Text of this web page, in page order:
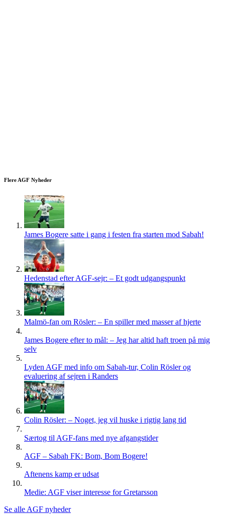
Flere AGF Nyheder
James Bogere satte i gang i festen fra starten mod Sabah!
Hedenstad efter AGF-sejr: – Et godt udgangspunkt
Malmö-fan om Rösler: – En spiller med masser af hjerte
James Bogere efter to mål: – Jeg har altid haft troen på mig
selv
Lyden AGF med info om Sabah-tur, Colin Rösler og
evaluering af sejren i Randers
Colin Rösler: – Noget, jeg vil huske i rigtig lang tid
Særtog til AGF-fans med nye afgangstider
AGF – Sabah FK: Bom, Bom Bogere!
Aftenens kamp er udsat
Medie: AGF viser interesse for Gretarsson
Se alle AGF nyheder